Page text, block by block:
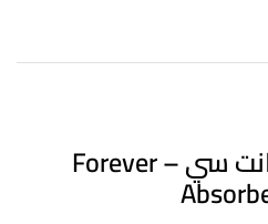
فوريفر ابسوربانت سي – Forever